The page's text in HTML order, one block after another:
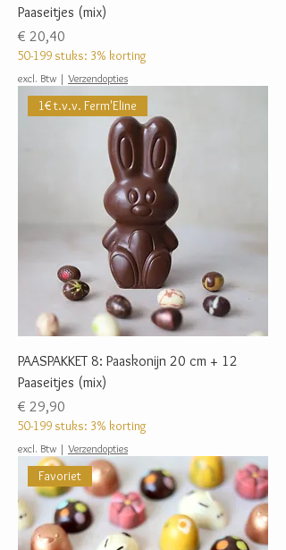
Paaseitjes (mix)
Prijs
€ 20,40
50-199 stuks: 3% korting
excl. Btw | Verzendopties
1€ t.v.v. Ferm'Eline
PAASPAKKET 8: Paaskonijn 20 cm + 12
Paaseitjes (mix)
Prijs
€ 29,90
50-199 stuks: 3% korting
excl. Btw | Verzendopties
Favoriet